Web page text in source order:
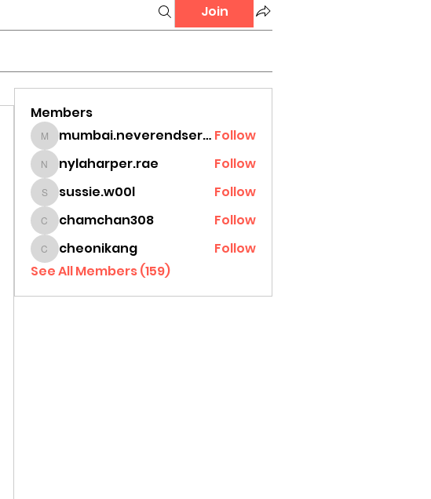
Join
Members
mumbai.neverendservices mumbai.neverendservices Follow
nylaharper.rae
nylaharper.rae Follow
sussie.w00l
sussie.w00l Follow
chamchan308
chamchan308 Follow
cheonikang
cheonikang
Follow
See All Members (159)